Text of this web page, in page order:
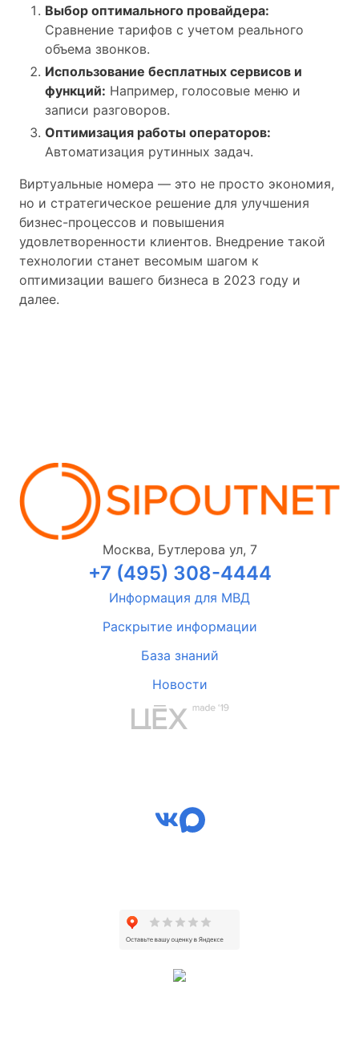
Выбор оптимального провайдера:
Сравнение тарифов с учетом реального
объема звонков.
Использование бесплатных сервисов и
функций: Например, голосовые меню и
записи разговоров.
Оптимизация работы операторов:
Автоматизация рутинных задач.
Виртуальные номера — это не просто экономия,
но и стратегическое решение для улучшения
бизнес-процессов и повышения
удовлетворенности клиентов. Внедрение такой
технологии станет весомым шагом к
оптимизации вашего бизнеса в 2023 году и
далее.
Москва, Бутлерова ул, 7
+7 (495) 308-4444
Информация для МВД
Раскрытие информации
База знаний
Новости